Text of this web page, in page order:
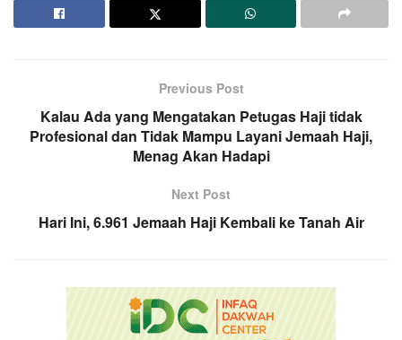
Previous Post
Kalau Ada yang Mengatakan Petugas Haji tidak
Profesional dan Tidak Mampu Layani Jemaah Haji,
Menag Akan Hadapi
Next Post
Hari Ini, 6.961 Jemaah Haji Kembali ke Tanah Air